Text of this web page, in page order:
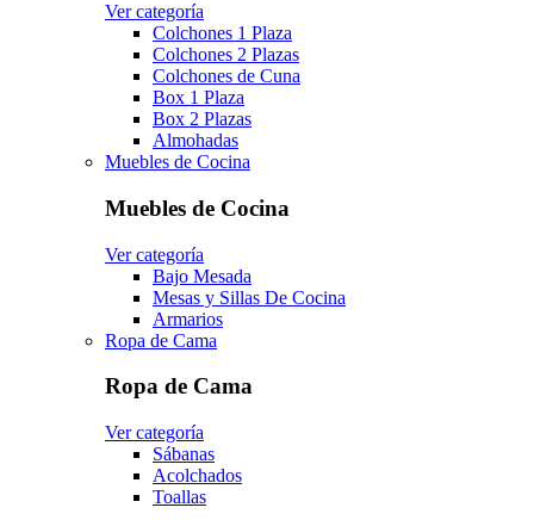
Ver categoría
Colchones 1 Plaza
Colchones 2 Plazas
Colchones de Cuna
Box 1 Plaza
Box 2 Plazas
Almohadas
Muebles de Cocina
Muebles de Cocina
Ver categoría
Bajo Mesada
Mesas y Sillas De Cocina
Armarios
Ropa de Cama
Ropa de Cama
Ver categoría
Sábanas
Acolchados
Toallas